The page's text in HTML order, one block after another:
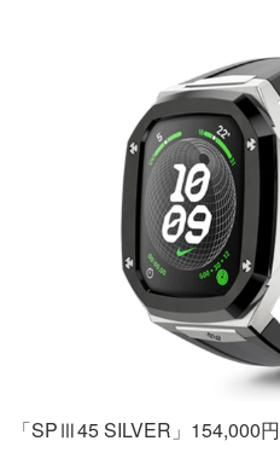
「SPⅢ45 SILVER」154,000円